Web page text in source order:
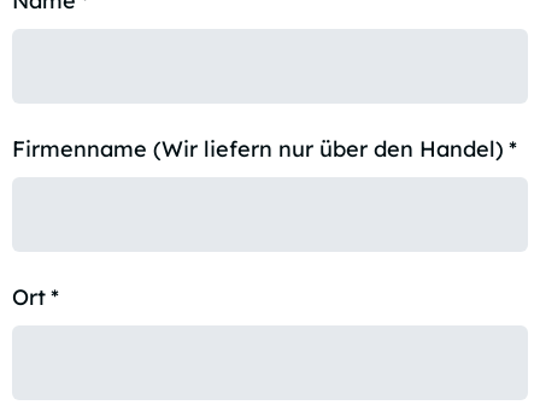
Firmenname (Wir liefern nur über den Handel) *
Ort*